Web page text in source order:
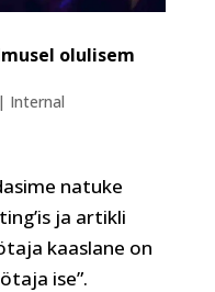
olulisem
| Internal
natuke
ja artikli
kaaslane on
ise”.